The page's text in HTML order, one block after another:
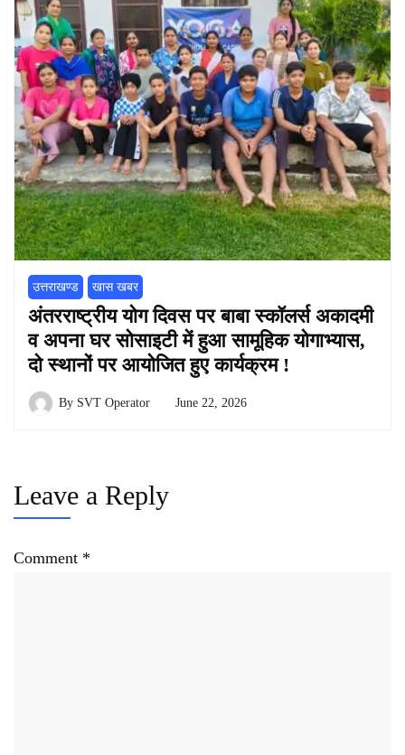
उत्तराखण्ड खास खबर
अंतरराष्ट्रीय योग दिवस पर बाबा स्कॉलर्स अकादमी
व अपना घर सोसाइटी में हुआ सामूहिक योगाभ्यास,
दो स्थानों पर आयोजित हुए कार्यक्रम !
By SVT Operator June 22, 2026
Leave a Reply
Comment *